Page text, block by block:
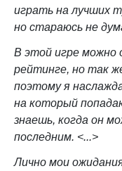
играть на лучших
но стараюсь не
В этой игре можно
рейтинге, но так
поэтому я
на который
знаешь, когда он
последним. <...>
Лично мои